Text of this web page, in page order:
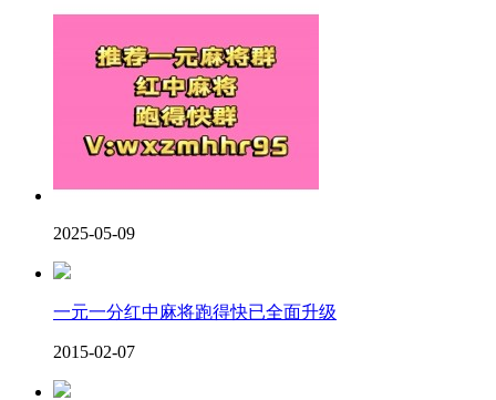
2025-05-09
一元一分红中麻将跑得快已全面升级
2015-02-07